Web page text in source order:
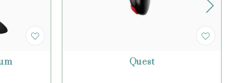
Quest